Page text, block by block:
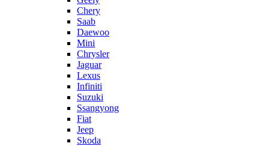
Chery
Saab
Daewoo
Mini
Chrysler
Jaguar
Lexus
Infiniti
Suzuki
Ssangyong
Fiat
Jeep
Skoda